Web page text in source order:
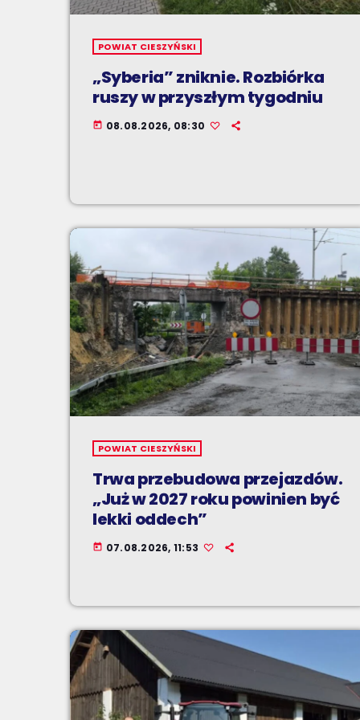
POWIAT CIESZYŃSKI
„Syberia” zniknie. Rozbiórka
ruszy w przyszłym tygodniu
today 08.08.2026, 08:30
POWIAT CIESZYŃSKI
Trwa przebudowa przejazdów.
„Już w 2027 roku powinien być
lekki oddech”
today 07.08.2026, 11:53